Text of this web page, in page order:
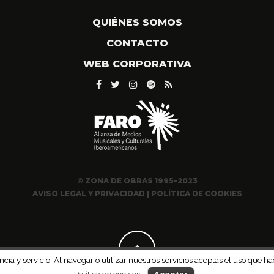
QUIÉNES SOMOS
CONTACTO
WEB CORPORATIVA
© ZONA DE OBRAS 1995-2023
AVISO LEGAL Y PRIVACIDAD | POLÍTICA DE COOKIES
y servicio. Al navegar o utilizar nuestros servicios aceptas el uso que